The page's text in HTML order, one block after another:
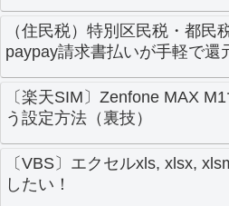
（住民税）特別区民税・都民
paypay請求書払いが手軽で還
〔楽天SIM〕Zenfone MAX
う設定方法（裏技）
〔VBS〕エクセルxls, xlsx,
したい！